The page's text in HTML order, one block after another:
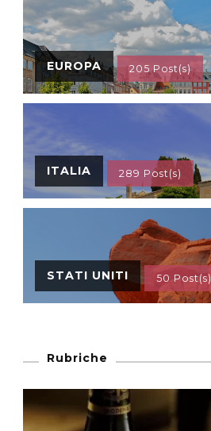
EUROPA 205 Post(s)
ITALIA 289 Post(s)
STATI UNITI 50 Post(s)
Rubriche